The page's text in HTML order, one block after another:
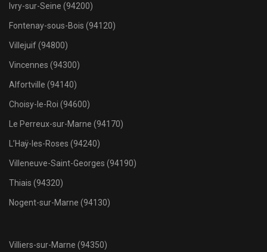
Ivry-sur-Seine (94200)
Fontenay-sous-Bois (94120)
Villejuif (94800)
Vincennes (94300)
Alfortville (94140)
Choisy-le-Roi (94600)
Le Perreux-sur-Marne (94170)
L’Haÿ-les-Roses (94240)
Villeneuve-Saint-Georges (94190)
Thiais (94320)
Nogent-sur-Marne (94130)
Villiers-sur-Marne (94350)